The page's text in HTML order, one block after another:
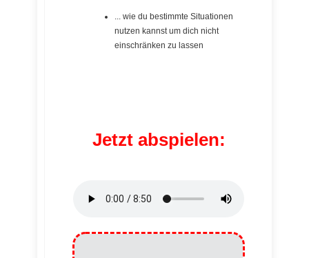
... wie du bestimmte Situationen
nutzen kannst um dich nicht
einschränken zu lassen
Jetzt abspielen: